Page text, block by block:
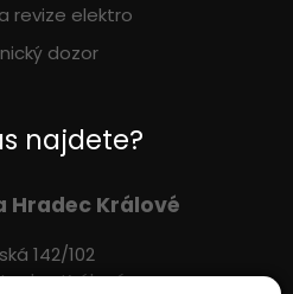
revize elektro
dozor
najdete?
Hradec Králové
142/102
Králové